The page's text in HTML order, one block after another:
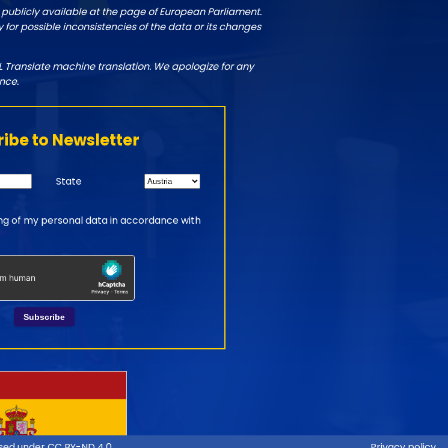
available at the page of European Parliament.
possible inconsistencies of the data or its changes
machine translation. We apologize for any
to Newsletter
State
of my personal data in accordance with
Subscribe